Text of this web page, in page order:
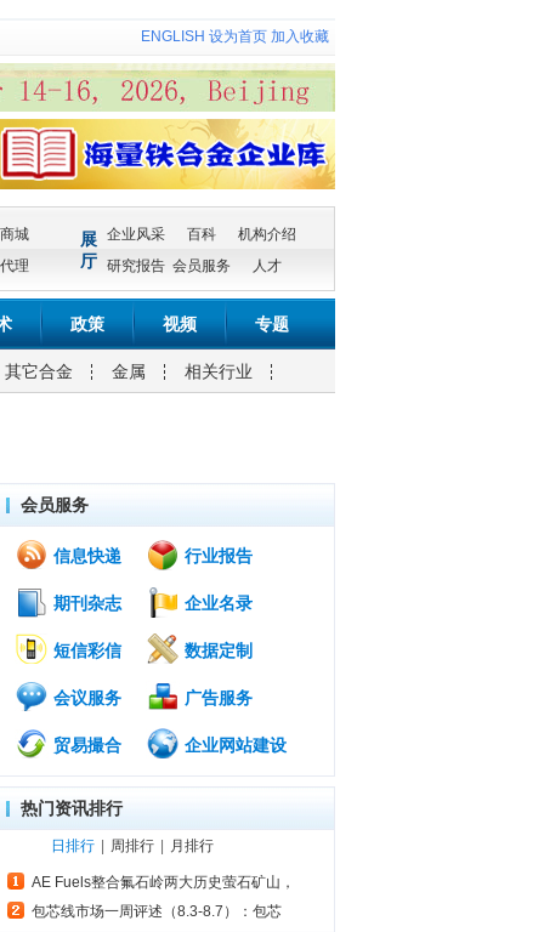
ENGLISH 设为首页 加入收藏
城
理
展
厅
企业风采 百科
机构介绍
研究报告 会员服务 人才
政策 视频 专题
其它合金 金属 相关行业
会员服务
信息快递 行业报告
期刊杂志 企业名录
短信彩信 数据定制
会议服务 广告服务
贸易撮合 企业网站建设
热门资讯排行
日排行 周排行 月排行
AE Fuels整合氟石岭两大历史萤石矿山，
包芯线市场一周评述（8.3-8.7）：包芯